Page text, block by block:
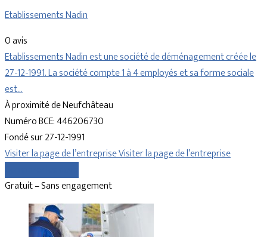
Etablissements Nadin
0 avis
Etablissements Nadin est une société de déménagement créée le
27-12-1991. La société compte 1 à 4 employés et sa forme sociale
est…
À proximité de Neufchâteau
Numéro BCE: 446206730
Fondé sur 27-12-1991
Visiter la page de l’entrepriseVisiter la page de l’entreprise
Gratuit – Sans engagement